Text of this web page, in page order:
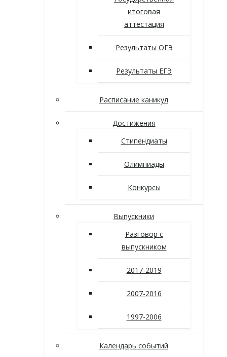
итоговая
аттестация
Результаты ОГЭ
Результаты ЕГЭ
Расписание каникул
Достижения
Стипендиаты
Олимпиады
Конкурсы
Выпускники
Разговор с
выпускником
2017-2019
2007-2016
1997-2006
Календарь событий